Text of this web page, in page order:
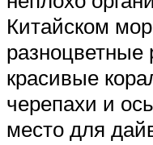
Китайском
разноцветные
красивые
черепахи и
место для